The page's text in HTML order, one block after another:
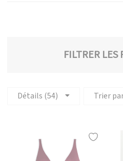
FILTRER LES
Détails (54) Trier